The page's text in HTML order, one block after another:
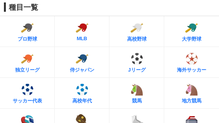
種目一覧
プロ野球 MLB 高校野球 大学野球
独立リーグ 侍ジャパン Jリーグ 海外サッカー
サッカー代表 高校年代 競馬 地方競馬